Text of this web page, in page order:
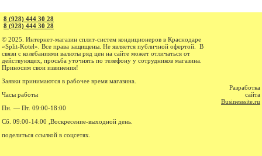
8 (928) 444 30 28
8 (928) 444 30 28
© 2025. Интернет-магазин cплит-систем кондиционеров в Краснодаре
«Split-Kotel». Все права защищены. Не является публичной офертой. В
связи с колебаниями валюты ряд цен на сайте может отличаться от
действующих, просьба уточнять по телефону у сотрудников магазина.
Приносим свои извинения!
Заявки принимаются в рабочее время магазина.
Часы работы
Пн. — Пт. 09:00-18:00
Сб. 09:00-14:00 ,Воскресение-выходной день.
поделиться ссылкой в соцсетях.
Разработка
сайта
Businesssite.ru